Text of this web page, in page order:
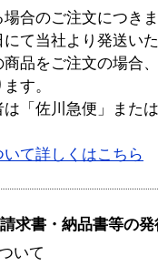
場合のご注文につき
にて当社より発送い
商品をご注文の場合
す。
「佐川急便」また
いて詳しくはこちら
求書・納品書等の
いて